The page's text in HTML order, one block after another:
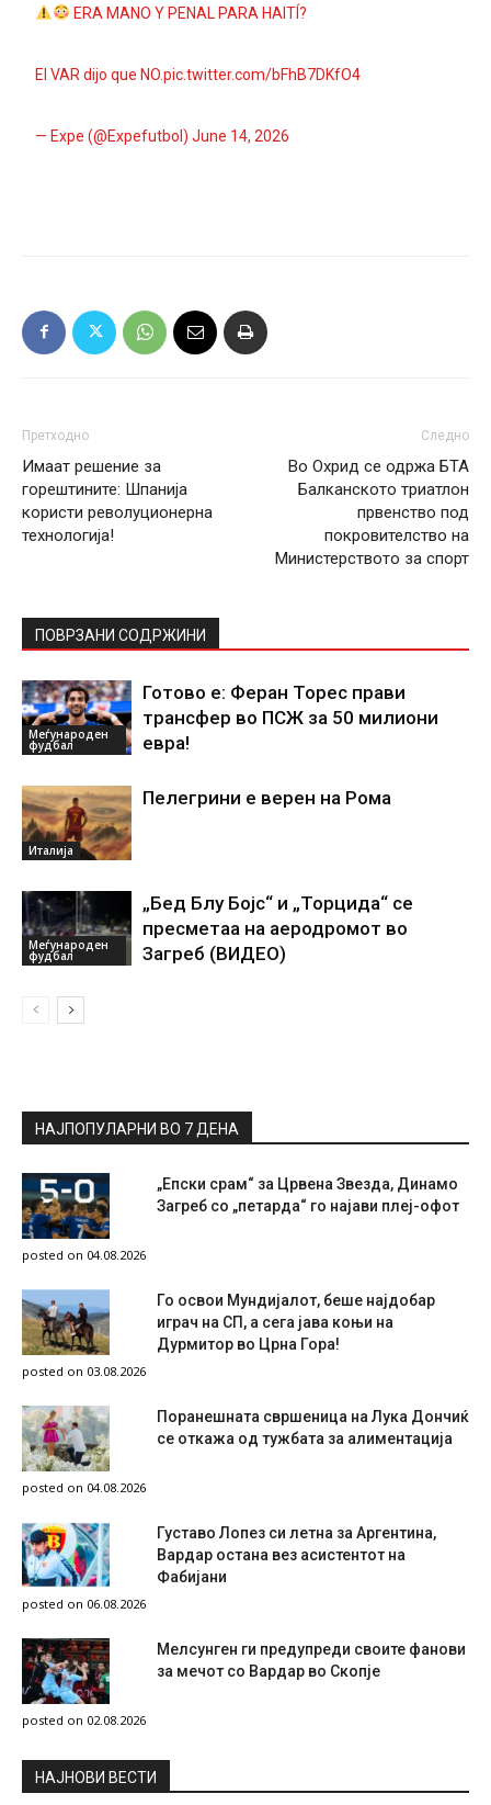
ERA MANO Y PENAL PARA HAITÍ?
El VAR dijo que NO.pic.twitter.com/bFhB7DKfO4
— Expe (@Expefutbol)June 14, 2026
Претходно
Имаат решение за
горештините: Шпанија
користи револуционерна
технологија!
Следно
Во Охрид се одржа БТА
Балканското триатлон
првенство под
покровителство на
Министерството за спорт
ПОВРЗАНИ СОДРЖИНИ
Меѓународен
фудбал
Готово е: Феран Торес прави
трансфер во ПСЖ за 50 милиони
евра!
Италија
Пелегрини е верен на Рома
Меѓународен
фудбал
„Бед Блу Бојс“ и „Торцида“ се
пресметаа на аеродромот во
Загреб (ВИДЕО)
НАЈПОПУЛАРНИ ВО 7 ДЕНА
„Епски срам“ за Црвена Звезда, Динамо
Загреб со „петарда“ го најави плеј-офот
posted on 04.08.2026
Го освои Мундијалот, беше најдобар
играч на СП, а сега јава коњи на
Дурмитор во Црна Гора!
posted on 03.08.2026
Поранешната свршеница на Лука Дончиќ
се откажа од тужбата за алиментација
posted on 04.08.2026
Густаво Лопез си летна за Аргентина,
Вардар остана вез асистентот на
Фабијани
posted on 06.08.2026
Мелсунген ги предупреди своите фанови
за мечот со Вардар во Скопје
posted on 02.08.2026
НAЈНОВИ ВЕСТИ